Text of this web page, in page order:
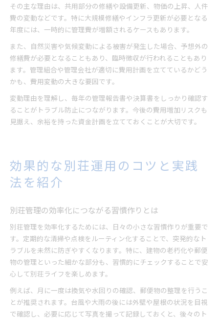
その主な理由は、共用部分の修繕や設備更新、物価の上昇、人件
費の変動などです。特に大規模修繕やインフラ更新が必要となる
年度には、一時的に管理費が増額されるケースもあります。
また、自然災害や気候変動による被害が発生した場合、予想外の
修繕費が必要となることもあり、臨時徴収が行われることもあり
ます。管理組合や管理会社が適切に費用計画を立てているかどう
かも、費用変動の大きな要因です。
変動理由を理解し、毎年の管理報告書や決算書をしっかり確認す
ることがトラブル防止につながります。今後の費用増加リスクも
見据え、余裕を持った資金計画を立てておくことが大切です。
効果的な別荘運用のコツと実践
法を紹介
別荘管理の効率化につながる習慣作りとは
別荘管理を効率化するためには、日々の小さな習慣作りが重要で
す。定期的な清掃や点検をルーティン化することで、突発的なト
ラブルを未然に防ぎやすくなります。特に、建物の老朽化や郵便
物の管理といった細かな部分も、習慣的にチェックすることで安
心して別荘ライフを楽しめます。
例えば、月に一度は換気や水回りの確認、郵便物の整理を行うこ
とが推奨されます。台風や大雨の後には外壁や屋根の状況を目視
で確認し、必要に応じて写真を撮って記録しておくと、後々のト